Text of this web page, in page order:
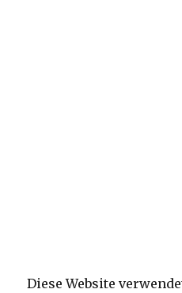
Diese Website